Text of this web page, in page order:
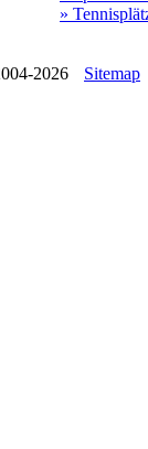
»
2026 Sitemap